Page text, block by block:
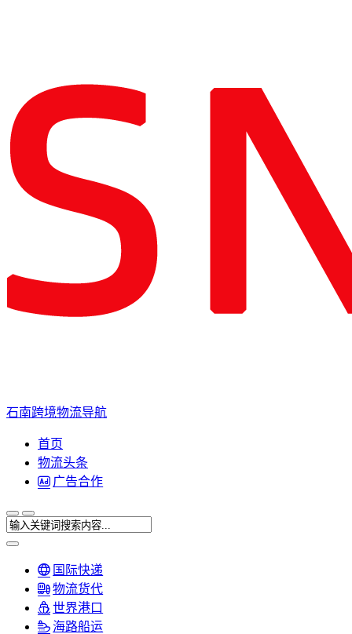
石南跨境物流导航
首页
物流头条
广告合作
国际快递
物流货代
世界港口
海路船运